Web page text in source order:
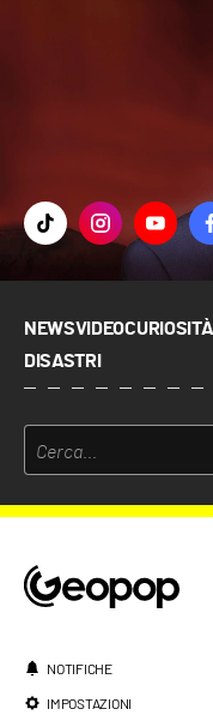
NEWSVIDEOCURIOSITÀ
DISASTRI
NOTIFICHE
IMPOSTAZIONI